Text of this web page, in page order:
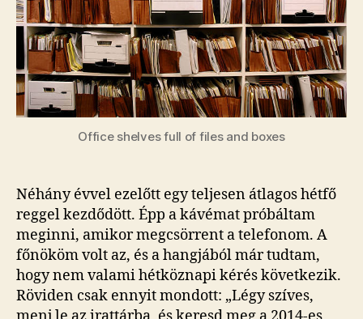
Office shelves full of files and boxes
Néhány évvel ezelőtt egy teljesen átlagos hétfő
reggel kezdődött. Épp a kávémat próbáltam
meginni, amikor megcsörrent a telefonom. A
főnököm volt az, és a hangjából már tudtam,
hogy nem valami hétköznapi kérés következik.
Röviden csak ennyit mondott: „Légy szíves,